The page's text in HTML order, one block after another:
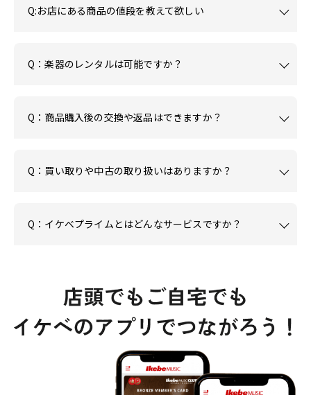
Q:お店にある商品の値段を教えて欲しい
Q：楽器のレンタルは可能ですか？
Q：商品購入後の交換や返品はできますか？
Q：買い取りや中古の取り扱いはありますか？
Q：イケベプライムとはどんなサービスですか？